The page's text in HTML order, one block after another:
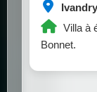
Ivandry
Villa à
Bonnet.